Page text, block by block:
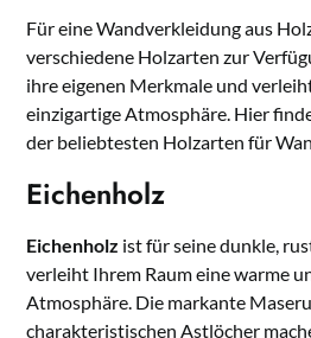
Für eine Wandverkleidung aus
verschiedene Holzarten zur
ihre eigenen Merkmale und
einzigartige Atmosphäre. Hier
der beliebtesten Holzarten für
Eichenholz
Eichenholz ist für seine dunkle,
verleiht Ihrem Raum eine warme
Atmosphäre. Die markante
charakteristischen Astlöcher